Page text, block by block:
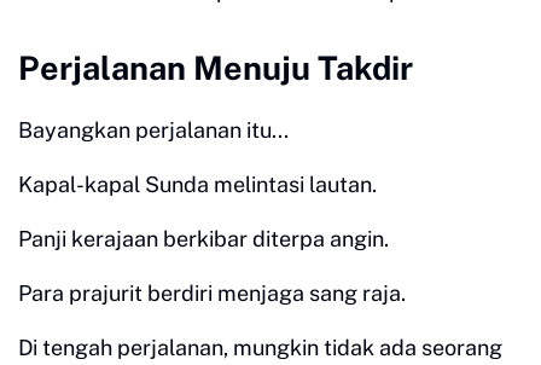
Perjalanan Menuju Takdir
Bayangkan perjalanan itu...
Kapal-kapal Sunda melintasi lautan.
Panji kerajaan berkibar diterpa angin.
Para prajurit berdiri menjaga sang raja.
Di tengah perjalanan, mungkin tidak ada seorang